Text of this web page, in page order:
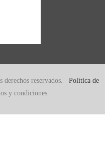
derechos reservados. Política de
y condiciones